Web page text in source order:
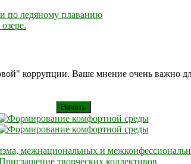
по ледяному плаванию
коррупции. Ваше мнение очень важно
Начать